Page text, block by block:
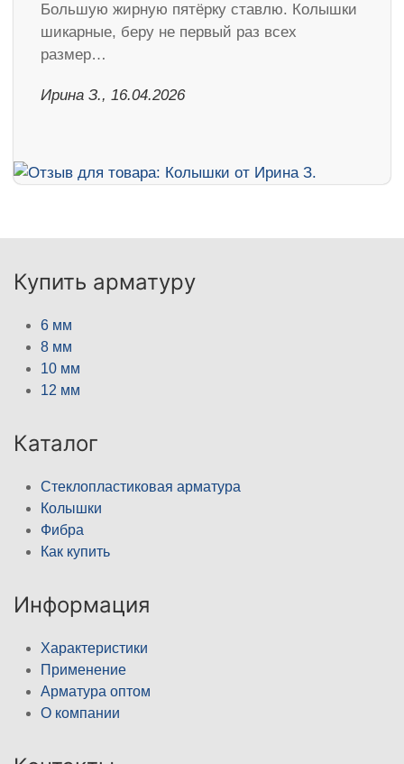
Большую жирную пятёрку ставлю. Колышки
шикарные, беру не первый раз всех
размер…
Ирина З., 16.04.2026
Купить арматуру
6 мм
8 мм
10 мм
12 мм
Каталог
Стеклопластиковая арматура
Колышки
Фибра
Как купить
Информация
Характеристики
Применение
Арматура оптом
О компании